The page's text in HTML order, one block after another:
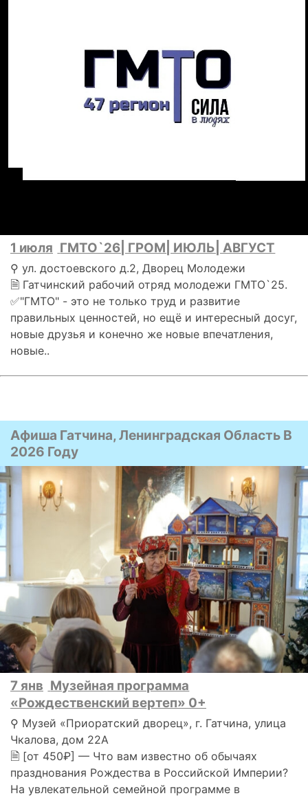
1 июля ГМТО`26| ГРОМ| ИЮЛЬ| АВГУСТ
⚲ ул. достоевского д.2, Дворец Молодежи
🗎 Гатчинский рабочий отряд молодежи ГМТО`25.
✅"ГМТО" - это не только труд и развитие
правильных ценностей, но ещё и интересный досуг,
новые друзья и конечно же новые впечатления,
новые..
Афиша Гатчина, Ленинградская Область В
2026 Году
7 янв Музейная программа
«Рождественский вертеп» 0+
⚲ Музей «Приоратский дворец», г. Гатчина, улица
Чкалова, дом 22А
🗎 [от 450₽] — Что вам известно об обычаях
празднования Рождества в Российской Империи?
На увлекательной семейной программе в